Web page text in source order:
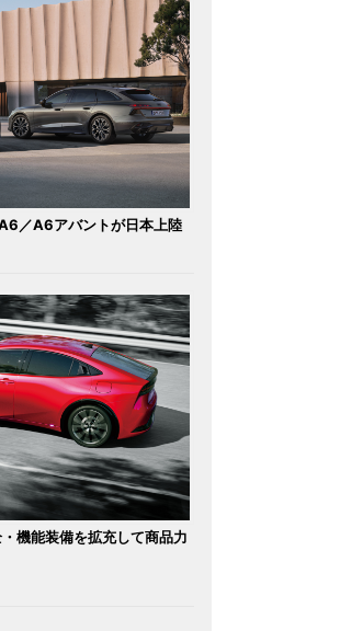
／A6アバントが日本上陸
機能装備を拡充して商品力